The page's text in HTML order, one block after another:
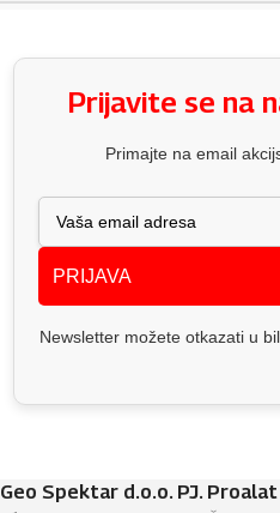
Prijavite se na
Primajte na email
PRIJAVA
Newsletter možete otkazati u
Geo Spektar d.o.o. PJ. Proalat